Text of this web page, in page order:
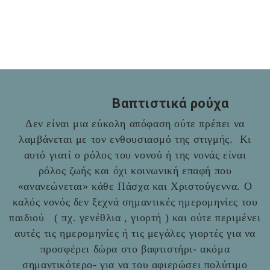
Βαπτιστικά ρούχα
Δεν είναι μια εύκολη απόφαση ούτε πρέπει να
λαμβάνεται με τον ενθουσιασμό της στιγμής. Κι
αυτό γιατί ο ρόλος του νονού ή της νονάς είναι
ρόλος ζωής και όχι κοινωνική επαφή που
«ανανεώνεται» κάθε Πάσχα και Χριστούγεννα. Ο
καλός νονός δεν ξεχνά σημαντικές ημερομηνίες του
παιδιού ( πχ. γενέθλια , γιορτή ) και ούτε περιμένει
αυτές τις ημερομηνίες ή τις μεγάλες γιορτές για να
προσφέρει δώρα στο βαφτιστήρι- ακόμα
σημαντικότερο- για να του αφιερώσει πολύτιμο